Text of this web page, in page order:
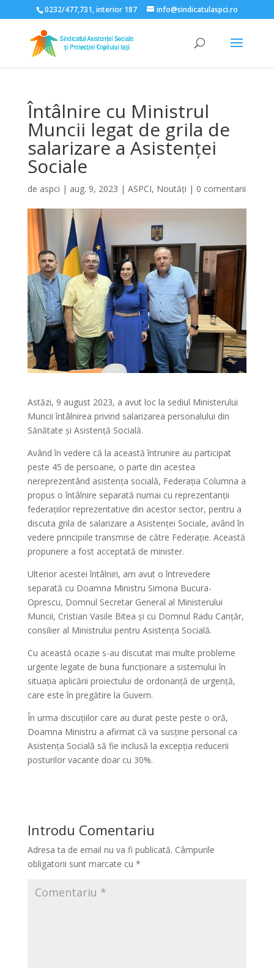
Deschide bara de unelte
0232/477,731, interior 187 info@sindicatulaspci.ro
Întâlnire cu Ministrul
Muncii legat de grila de
salarizare a Asistenței
Sociale
de aspci | aug. 9, 2023 | ASPCI, Noutăți | 0 comentarii
Astăzi, 9 august 2023, a avut loc la sediul Ministerului
Muncii întâlnirea privind salarizarea personalului din
Sănătate și Asistență Socială.
Având în vedere că la această întrunire au participat
peste 45 de persoane, o parte din acestea
nereprezentând asistența socială, Federația Columna a
propus o întâlnire separată numai cu reprezentanții
federațiilor reprezentative din acestor sector, pentru a
discuta grila de salarizare a Asistenței Sociale, având în
vedere principiile transmise de către Federație. Această
propunere a fost acceptată de minister.
Ulterior acestei întâlniri, am avut o întrevedere
separată cu Doamna Ministru Simona Bucura-
Oprescu, Domnul Secretar General al Ministerului
Muncii, Cristian Vasile Bitea și cu Domnul Radu Canțăr,
consilier al Ministrului pentru Asistența Socială.
Cu această ocazie s-au discutat mai multe probleme
urgente legate de buna funcționare a sistemului în
situația aplicării proiectului de ordonanță de urgență,
care este în pregătire la Guvern.
În urma discuțiilor care au durat peste peste o oră,
Doamna Ministru a afirmat că va susține personal ca
Asistența Socială să fie inclusă la excepția reducerii
posturilor vacante doar cu 30%.
Introdu Comentariu
Adresa ta de email nu va fi publicată. Câmpurile
obligatorii sunt marcate cu *